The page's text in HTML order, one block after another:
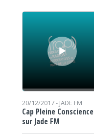
Lecteur audio
20/12/2017 - JADE FM
Cap Pleine Conscience
sur Jade FM